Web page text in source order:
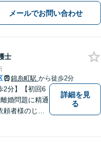
さい【LINEで連絡可】【夜間・
談可】【完全個室】【法テラス
メールでお問い合わせ
士
錦糸町駅 から徒歩2分
2分】【初回6
婚問題に精通
者様のじっ
詳細を見
る